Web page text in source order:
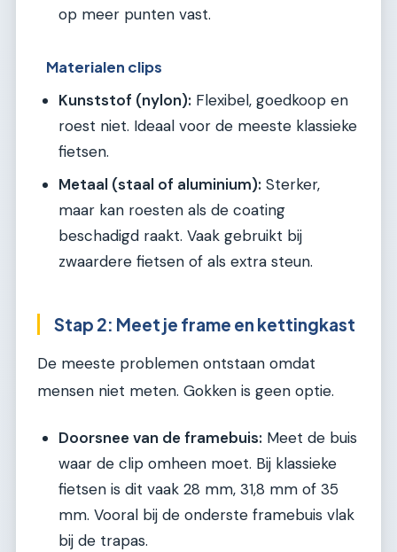
op meer punten vast.
Materialen clips
Kunststof (nylon): Flexibel, goedkoop en
roest niet. Ideaal voor de meeste klassieke
fietsen.
Metaal (staal of aluminium): Sterker,
maar kan roesten als de coating
beschadigd raakt. Vaak gebruikt bij
zwaardere fietsen of als extra steun.
Stap 2: Meet je frame en kettingkast
De meeste problemen ontstaan omdat
mensen niet meten. Gokken is geen optie.
Doorsnee van de framebuis: Meet de buis
waar de clip omheen moet. Bij klassieke
fietsen is dit vaak 28 mm, 31,8 mm of 35
mm. Vooral bij de onderste framebuis vlak
bij de trapas.